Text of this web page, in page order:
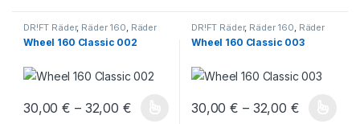
DR!FT Räder, Räder 160 Räder
Classic Line
Wheel 160 Classic 002
30,00€ – 32,00 €
Dieses Produkt weist mehrere Varianten auf. Die Optionen
DR!FT Räder, Räder 160 Räder
Classic Line
Wheel 160 Classic 003
30,00€ – 32,00 €
Dieses Produkt weist mehrere